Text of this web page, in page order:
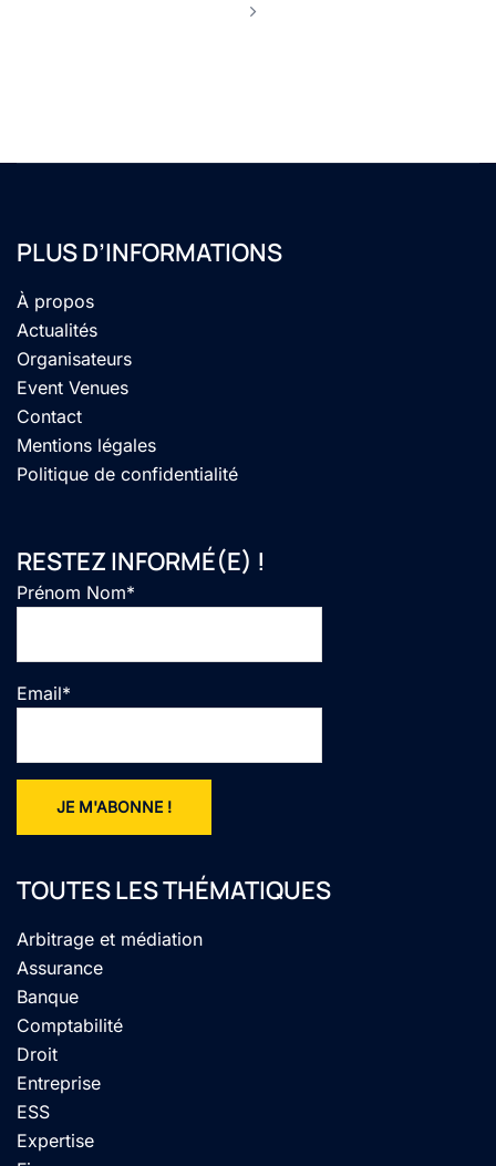
PLUS D’INFORMATIONS
À propos
Actualités
Organisateurs
Event Venues
Contact
Mentions légales
Politique de confidentialité
RESTEZ INFORMÉ(E) !
Prénom Nom*
Email*
TOUTES LES THÉMATIQUES
Arbitrage et médiation
Assurance
Banque
Comptabilité
Droit
Entreprise
ESS
Expertise